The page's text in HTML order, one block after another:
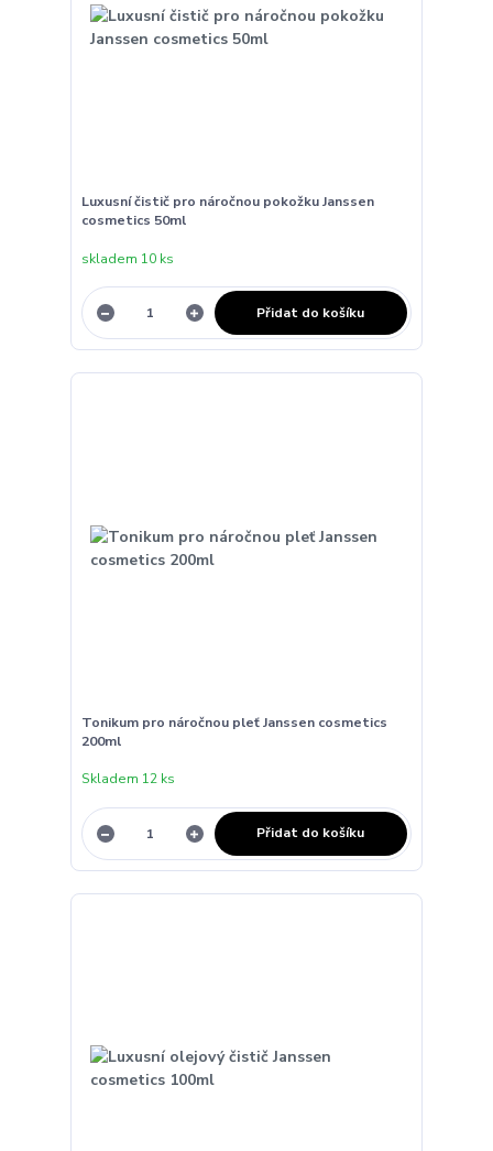
Luxusní čistič pro náročnou pokožku Janssen
cosmetics 50ml
skladem 10 ks
Přidat do košíku
Tonikum pro náročnou pleť Janssen cosmetics
200ml
Skladem 12 ks
Přidat do košíku